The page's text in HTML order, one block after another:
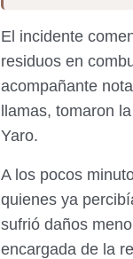
El incidente
residuos en
acompañante
llamas, tomaron
Yaro.
A los pocos
quienes ya
sufrió daños
encargada de la